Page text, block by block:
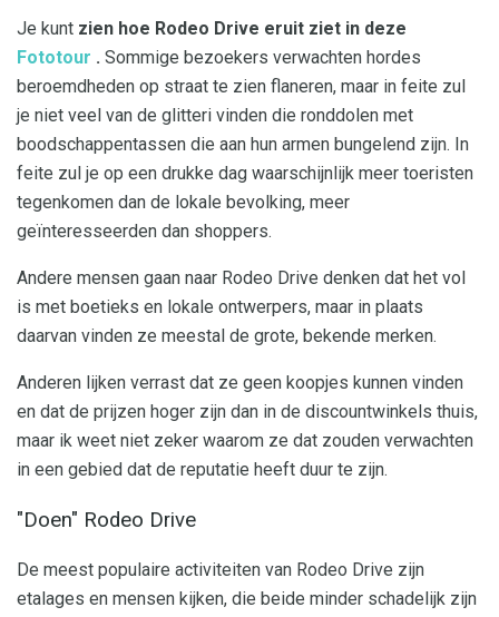
Je kunt zien hoe Rodeo Drive eruit ziet in deze
Fototour . Sommige bezoekers verwachten hordes
beroemdheden op straat te zien flaneren, maar in feite zul
je niet veel van de glitteri vinden die ronddolen met
boodschappentassen die aan hun armen bungelend zijn. In
feite zul je op een drukke dag waarschijnlijk meer toeristen
tegenkomen dan de lokale bevolking, meer
geïnteresseerden dan shoppers.
Andere mensen gaan naar Rodeo Drive denken dat het vol
is met boetieks en lokale ontwerpers, maar in plaats
daarvan vinden ze meestal de grote, bekende merken.
Anderen lijken verrast dat ze geen koopjes kunnen vinden
en dat de prijzen hoger zijn dan in de discountwinkels thuis,
maar ik weet niet zeker waarom ze dat zouden verwachten
in een gebied dat de reputatie heeft duur te zijn.
"Doen" Rodeo Drive
De meest populaire activiteiten van Rodeo Drive zijn
etalages en mensen kijken, die beide minder schadelijk zijn